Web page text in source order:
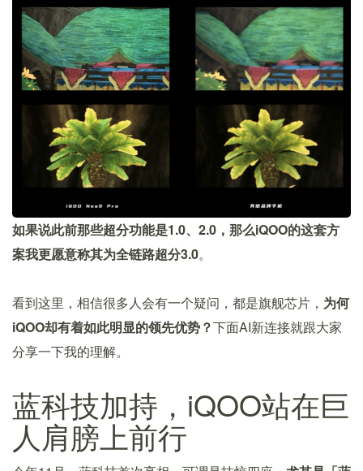
如果说此前那些超分功能是1.0、2.0，那么iQOO的这套方
案我更愿意称其为全链路超分3.0。
看到这里，相信很多人会有一个疑问，都是旗舰芯片， 为何
iQOO却有着如此明显的领先优势？下面AI新连接就跟大家
分享一下我的理解。
蓝科技加持，iQOO站在巨
人肩膀上前行